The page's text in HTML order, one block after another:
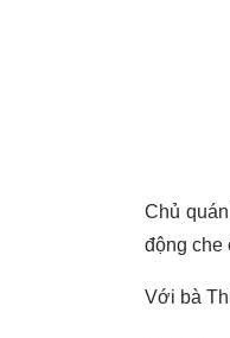
Chủ
động che
Với bà